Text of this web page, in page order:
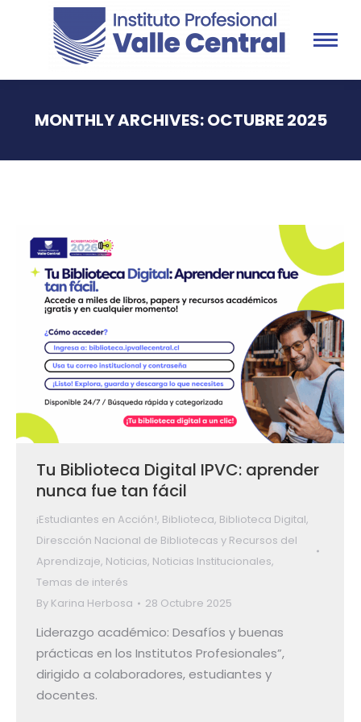
MONTHLY ARCHIVES:OCTUBRE 2025
Tu Biblioteca Digital IPVC: aprender
nunca fue tan fácil
¡Estudiantes en Acción!, Biblioteca, Biblioteca Digital,
Direscción Nacional de Bibliotecas y Recursos del
Aprendizaje, Noticias, Noticias Institucionales,
Temas de interés
By Karina Herbosa 28 Octubre 2025
Liderazgo académico: Desafíos y buenas
prácticas en los Institutos Profesionales”,
dirigido a colaboradores, estudiantes y
docentes.